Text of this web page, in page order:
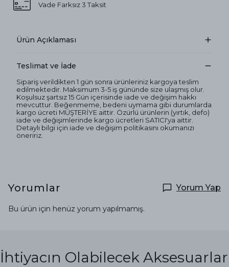
Vade Farksız 3 Taksit
Ürün Açıklaması
Teslimat ve İade
Sipariş verildikten 1 gün sonra ürünleriniz kargoya teslim
edilmektedir. Maksimum 3-5 iş gününde size ulaşmış olur.
Koşulsuz şartsız 15 Gün içerisinde iade ve değişim hakkı
mevcuttur. Beğenmeme, bedeni uymama gibi durumlarda
kargo ücreti MÜŞTERİYE aittir. Özürlü ürünlerin (yırtık, defo)
iade ve değişimlerinde kargo ücretleri SATICI'ya aittir.
Detaylı bilgi için iade ve değişim politikasını okumanızı
öneririz.
Yorumlar Yorum Yap
Bu ürün için henüz yorum yapılmamış.
İhtiyacın Olabilecek Aksesuarlar